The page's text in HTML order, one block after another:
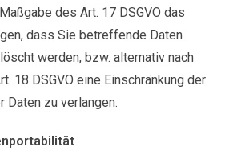
des Art. 17 DSGVO das
dass Sie betreffende Daten
werden, bzw. alternativ nach
18 DSGVO eine Einschränkung der
Daten zu verlangen.